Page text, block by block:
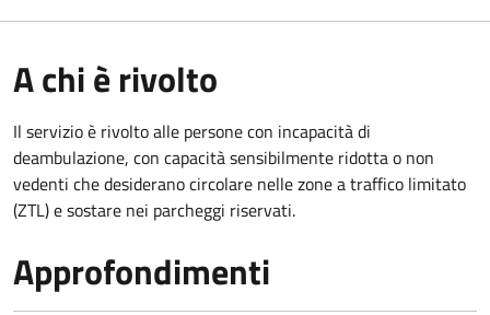
A chi è rivolto
Il servizio è rivolto alle persone con incapacità di
deambulazione, con capacità sensibilmente ridotta o non
vedenti che desiderano circolare nelle zone a traffico limitato
(ZTL) e sostare nei parcheggi riservati.
Approfondimenti